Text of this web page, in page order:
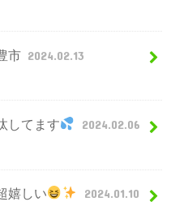
市 2024.02.13
してます 2024.02.06
嬉しい 2024.01.10